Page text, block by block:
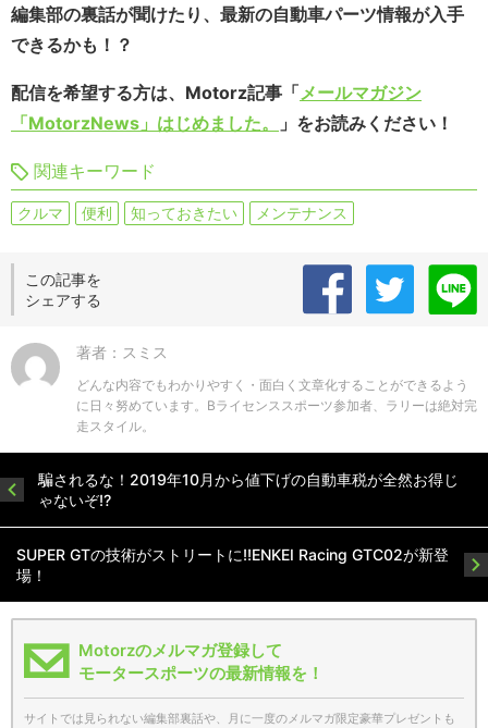
編集部の裏話が聞けたり、最新の自動車パーツ情報が入手
できるかも！？
配信を希望する方は、Motorz記事「メールマガジン
「MotorzNews」はじめました。
」をお読みください！
関連キーワード
クルマ 便利 知っておきたい メンテナンス
この記事を
シェアする
著者：スミス
どんな内容でもわかりやすく・面白く文章化することができるよう
に日々努めています。Bライセンススポーツ参加者、ラリーは絶対完
走スタイル。
騙されるな！2019年10月から値下げの自動車税が全然お得じ
ゃないぞ!?
SUPER GTの技術がストリートに!!ENKEI Racing GTC02が新登
場！
Motorzのメルマガ登録して
モータースポーツの最新情報を！
サイトでは見られない編集部裏話や、月に一度のメルマガ限定豪華プレゼントも